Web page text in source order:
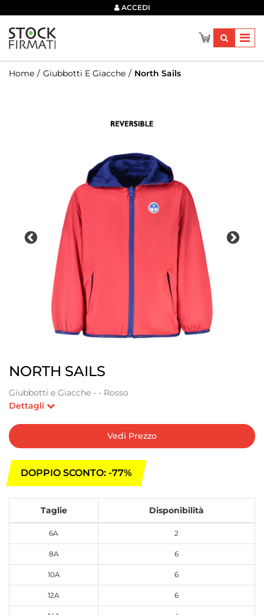
ACCEDI
Home Giubbotti E Giacche North Sails
NORTH SAILS
Giubbotti e Giacche - - Rosso
Dettagli
Vedi Prezzo
DOPPIO SCONTO: -77%
Taglie Disponibilità
6A 2
8A 6
10A 6
12A 6